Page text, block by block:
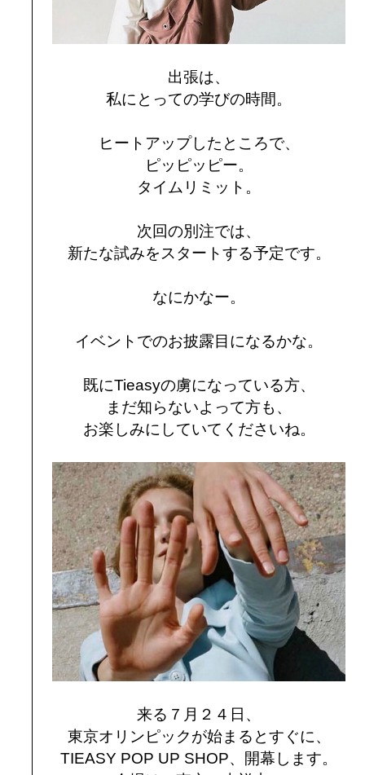
出張は、
私にとっての学びの時間。
ヒートアップしたところで、
ピッピッピー。
タイムリミット。
次回の別注では、
新たな試みをスタートする予定です。
なにかなー。
イベントでのお披露目になるかな。
既にTieasyの虜になっている方、
まだ知らないよって方も、
お楽しみにしていてくださいね。
来る７月２４日、
東京オリンピックが始まるとすぐに、
TIEASY POP UP SHOP、開幕します。